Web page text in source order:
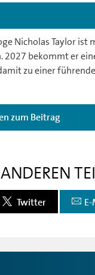
Nicholas Taylor
2027 bekommt er
zu einer
zum Beitrag
Twitter